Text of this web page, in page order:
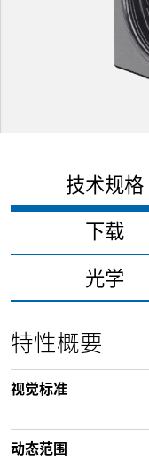
技术规格
下载
光学
特性概要
视觉标准
动态范围